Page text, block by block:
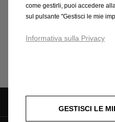
altri da
Jesolo Viareggio
come gestirli, puoi accedere
sul pulsante "Gestisci le mie
Informativa sulla Privacy
GESTISCI LE